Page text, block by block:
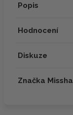
Popis
Hodnocení
Diskuze
Značka Missha